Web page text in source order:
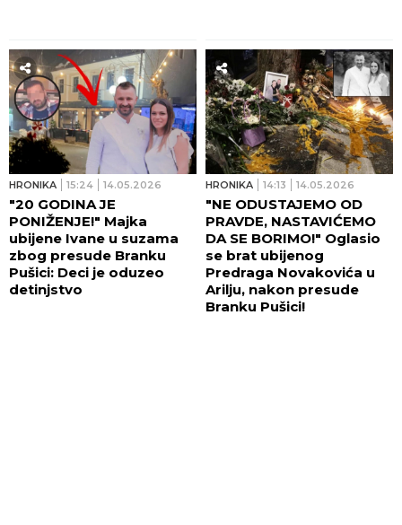
HRONIKA 15:24 14.05.2026
"20 GODINA JE
PONIŽENJE!" Majka
ubijene Ivane u suzama
zbog presude Branku
Pušici: Deci je oduzeo
detinjstvo
HRONIKA 14:13 14.05.2026
"NE ODUSTAJEMO OD
PRAVDE, NASTAVIĆEMO
DA SE BORIMO!" Oglasio
se brat ubijenog
Predraga Novakovića u
Arilju, nakon presude
Branku Pušici!